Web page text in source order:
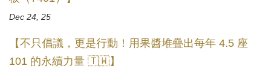
Dec 24, 25
【不只倡議，更是行動！用果醬堆疊出每年 4.5 座
101 的永續力量 🇹🇼】